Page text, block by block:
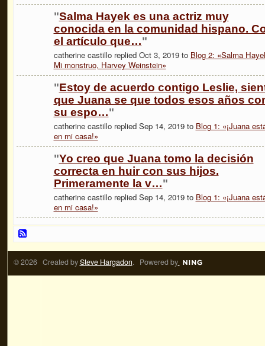
"Salma Hayek es una actriz muy
conocida en la comunidad hispano.
el artículo que…"
catherine castillo replied Oct 3, 2019 to Blog 2: «Salma
Mi monstruo, Harvey Weinstein»
"Estoy de acuerdo contigo Leslie,
que Juana se que todos esos años
su espo…"
catherine castillo replied Sep 14, 2019 to Blog 1: «¡Juana
en mi casa!»
"Yo creo que Juana tomo la decisión
correcta en huir con sus hijos.
Primeramente la v…"
catherine castillo replied Sep 14, 2019 to Blog 1: «¡Juana
en mi casa!»
© 2026 Created bySteve Hargadon. Powered by